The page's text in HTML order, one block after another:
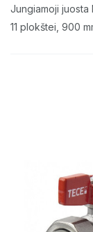
Jungiamoji juosta
11 plokštei, 900